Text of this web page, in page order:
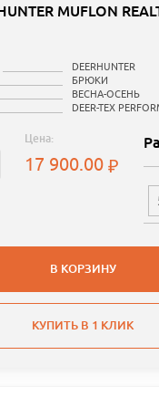
MUFLON
DEERHUNTER
БРЮКИ
ВЕСНА-ОСЕНЬ
DEER-TEX
Цена:
17 900.00
В КОРЗИНУ
КУПИТЬ В 1 КЛИК